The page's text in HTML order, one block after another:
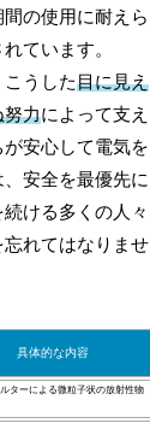
の使用に耐えら
ています。
こうした目に見え
努力によって支え
安心して電気を
安全を最優先に
ける多くの人々
れてはなりませ
具体的な内容
ターによる微粒子状の放射性物